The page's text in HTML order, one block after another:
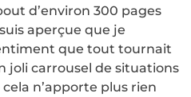
d’environ 300 pages
aperçue que je
que tout tournait
joli carrousel de situations
n’apporte plus rien